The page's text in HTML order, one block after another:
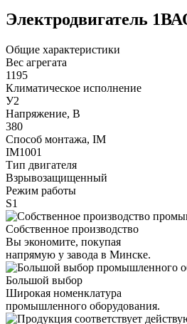
Электродвигатель
Общие характеристики
Вес агрегата
1195
Климатическое исполнение
У2
Напряжение, В
380
Способ монтажа, IM
IM1001
Тип двигателя
Взрывозащищенный
Режим работы
S1
Собственное производство
Вы экономите, покупая
напрямую у завода в Минске.
Большой выбор
Широкая номенклатура
промышленного оборудования.